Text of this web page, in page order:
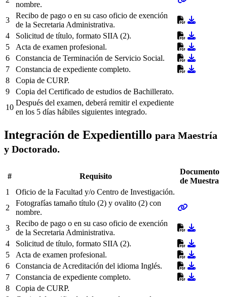
nombre.
3
Recibo de pago o en su caso oficio de exención
de la Secretaria Administrativa.
4
Solicitud de título, formato SIIA (2).
5
Acta de examen profesional.
6
Constancia de Terminación de Servicio Social.
7
Constancia de expediente completo.
8
Copia de CURP.
9
Copia del Certificado de estudios de Bachillerato.
10
Después del examen, deberá remitir el expediente
en los 5 días hábiles siguientes integrado.
Integración de Expedientillo para Maestría
y Doctorado.
# Requisito
Documento
de Muestra
1
Oficio de la Facultad y/o Centro de Investigación.
2
Fotografías tamaño título (2) y ovalito (2) con
nombre.
3
Recibo de pago o en su caso oficio de exención
de la Secretaria Administrativa.
4
Solicitud de título, formato SIIA (2).
5
Acta de examen profesional.
6
Constancia de Acreditación del idioma Inglés.
7
Constancia de expediente completo.
8
Copia de CURP.